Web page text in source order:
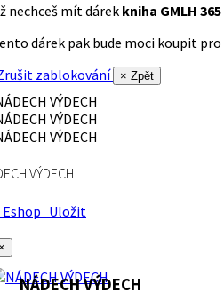
nechceš mít dárek kniha GMLH 365
dárek pak bude moci koupit pro
zablokování
× Zpět
VÝDECH
Uložit
NÁDECH VÝDECH